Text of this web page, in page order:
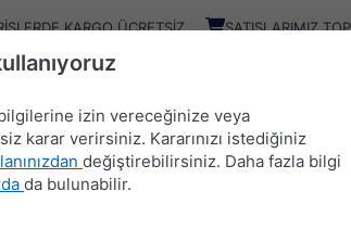
KARGO ÜCRETSIZ SATIŞLARIMIZ
MUTFAK
izin vereceğinize veya
karar verirsiniz. Kararınızı istediğiniz
değiştirebilirsiniz. Daha fazla bilgi
da bulunabilir.